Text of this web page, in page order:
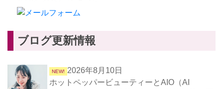
ブログ更新情報
NEW!
2026年8月10日
ホットペッパービューティーとAIO（AI